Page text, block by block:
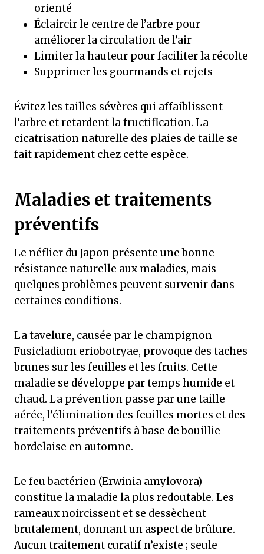
orienté
Éclaircir le centre de l’arbre pour
améliorer la circulation de l’air
Limiter la hauteur pour faciliter la récolte
Supprimer les gourmands et rejets
Évitez les tailles sévères qui affaiblissent
l’arbre et retardent la fructification. La
cicatrisation naturelle des plaies de taille se
fait rapidement chez cette espèce.
Maladies et traitements
préventifs
Le néflier du Japon présente une bonne
résistance naturelle aux maladies, mais
quelques problèmes peuvent survenir dans
certaines conditions.
La tavelure, causée par le champignon
Fusicladium eriobotryae, provoque des taches
brunes sur les feuilles et les fruits. Cette
maladie se développe par temps humide et
chaud. La prévention passe par une taille
aérée, l’élimination des feuilles mortes et des
traitements préventifs à base de bouillie
bordelaise en automne.
Le feu bactérien (Erwinia amylovora)
constitue la maladie la plus redoutable. Les
rameaux noircissent et se dessèchent
brutalement, donnant un aspect de brûlure.
Aucun traitement curatif n’existe ; seule